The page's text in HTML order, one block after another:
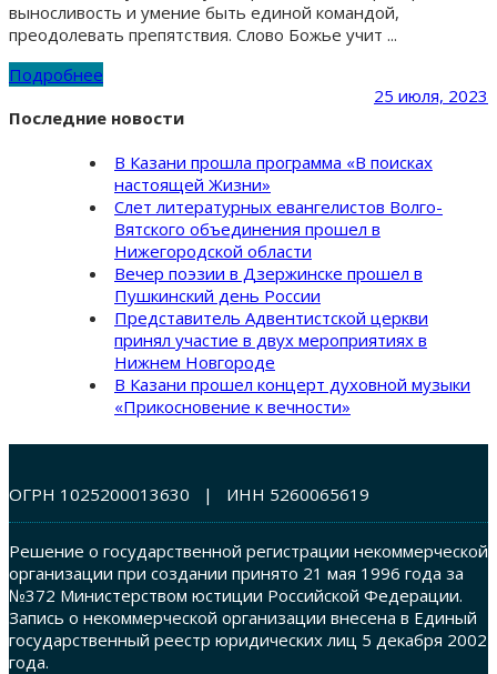
выносливость и умение быть единой командой,
преодолевать препятствия. Слово Божье учит ...
Подробнее
25 июля, 2023
Последние новости
В Казани прошла программа «В поисках
настоящей Жизни»
Слет литературных евангелистов Волго-
Вятского объединения прошел в
Нижегородской области
Вечер поэзии в Дзержинске прошел в
Пушкинский день России
Представитель Адвентистской церкви
принял участие в двух мероприятиях в
Нижнем Новгороде
В Казани прошел концерт духовной музыки
«Прикосновение к вечности»
ОГРН 1025200013630 | ИНН 5260065619
Решение о государственной регистрации некоммерческой
организации при создании принято 21 мая 1996 года за
№372 Министерством юстиции Российской Федерации.
Запись о некоммерческой организации внесена в Единый
государственный реестр юридических лиц 5 декабря 2002
года.